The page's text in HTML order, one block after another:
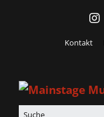
Kontakt